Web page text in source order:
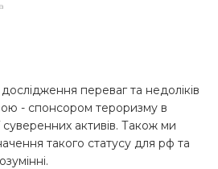
переваг та недоліків
- спонсором тероризму в
суверенних активів. Також ми
такого статусу для рф та